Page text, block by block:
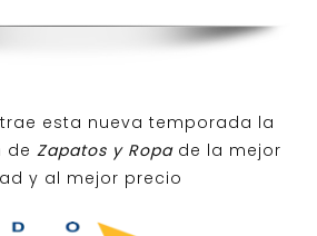
esta nueva temporada la
de Zapatos y Ropa de la mejor
y al mejor precio